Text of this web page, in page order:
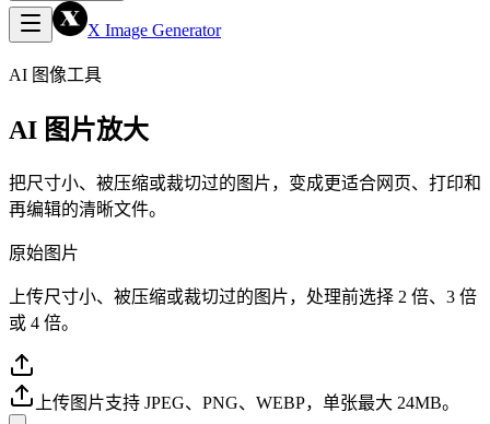
X Image Generator
AI 图像工具
AI 图片放大
把尺寸小、被压缩或裁切过的图片，变成更适合网页、打印和
再编辑的清晰文件。
原始图片
上传尺寸小、被压缩或裁切过的图片，处理前选择 2 倍、3 倍
或 4 倍。
上传图片支持 JPEG、PNG、WEBP，单张最大 24MB。